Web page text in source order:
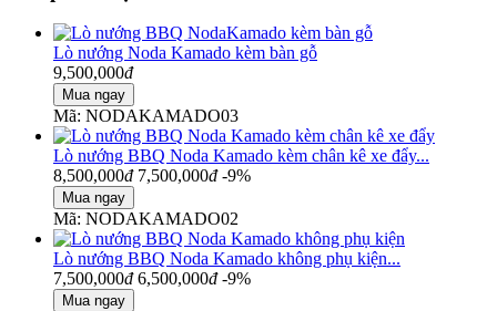
Lò nướng Noda Kamado kèm bàn gỗ
9,500,000đ
Mã: NODAKAMADO03
Lò nướng BBQ Noda Kamado kèm chân kê xe đẩy...
8,500,000đ 7,500,000đ -9%
Mã: NODAKAMADO02
Lò nướng BBQ Noda Kamado không phụ kiện...
7,500,000đ 6,500,000đ -9%